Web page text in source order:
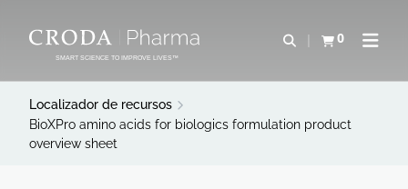
PARA
CONTEÚDO
PARA
MENU
SMART SCIENCE TO IMPROVE LIVES™
Abrir pesquisa
0
Exibir cestaAbrir
Localizador de recursos
BioXPro amino acids for biologics formulation product
overview sheet